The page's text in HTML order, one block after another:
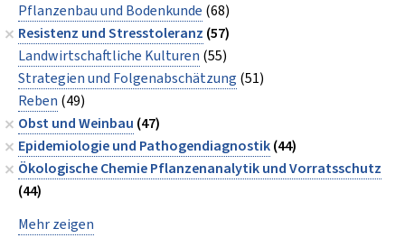
Pflanzenbau und Bodenkunde (68)
Resistenz und Stresstoleranz (57)
Landwirtschaftliche Kulturen (55)
Strategien und Folgenabschätzung (51)
Reben (49)
Obst und Weinbau (47)
Epidemiologie und Pathogendiagnostik(44)
Ökologische Chemie Pflanzenanalytik und Vorratsschutz
(44)
Mehr zeigen